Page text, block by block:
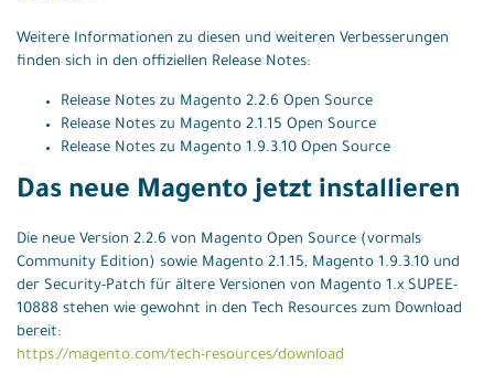
Weitere Informationen zu diesen und weiteren Verbesserungen
finden sich in den offiziellen Release Notes:
Release Notes zu Magento 2.2.6 Open Source
Release Notes zu Magento 2.1.15 Open Source
Release Notes zu Magento 1.9.3.10 Open Source
Das neue Magento jetzt installieren
Die neue Version 2.2.6 von Magento Open Source (vormals
Community Edition) sowie Magento 2.1.15, Magento 1.9.3.10 und
der Security-Patch für ältere Versionen von Magento 1.x SUPEE-
10888 stehen wie gewohnt in den Tech Resources zum Download
bereit:
https://magento.com/tech-resources/download